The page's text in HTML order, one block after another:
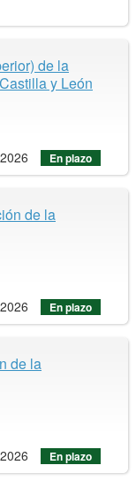
de la
y León
En plazo
de la
En plazo
de la
En plazo